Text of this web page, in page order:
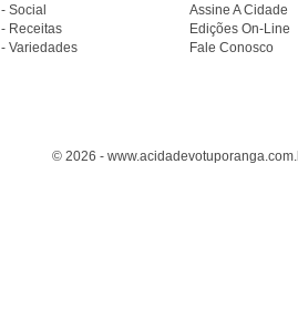
- Social
- Receitas
- Variedades
Assine A Cidade
Edições On-Line
Fale Conosco
© 2026 -